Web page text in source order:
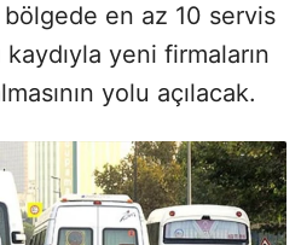
en az 10 servis
kaydıyla yeni firmaların
yolu açılacak.